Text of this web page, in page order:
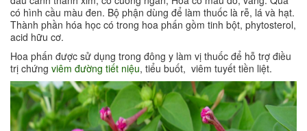
có hình cầu màu đen. Bộ phận dùng để làm thuốc là rễ, lá và hạt.
Thành phần hóa học có trong hoa phấn gồm tinh bột, phytosterol,
acid hữu cơ.
Hoa phấn được sử dụng trong đông y làm vị thuốc để hỗ trợ điều
trị chứng viêm đường tiết niệu, tiểu buốt, viêm tuyết tiền liệt.